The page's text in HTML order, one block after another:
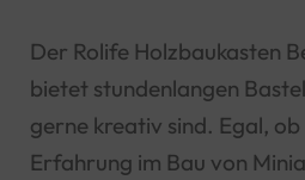
Der Rolife Holzbaukasten
bietet stundenlangen
gerne kreativ sind. Egal, ob
Erfahrung im Bau von